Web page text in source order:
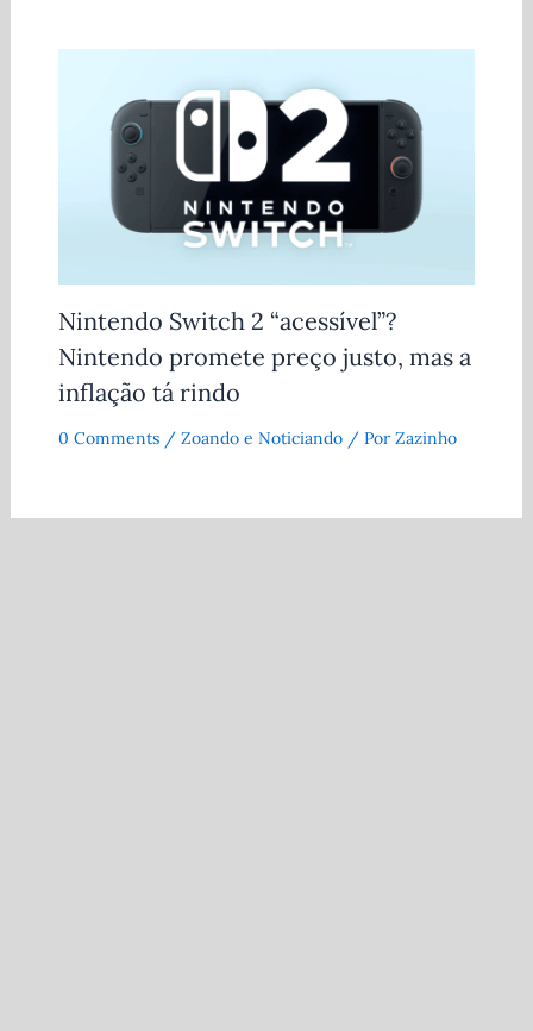
Nintendo Switch 2 “acessível”?
Nintendo promete preço justo, mas a
inflação tá rindo
0 Comments / Zoando e Noticiando/ Por Zazinho